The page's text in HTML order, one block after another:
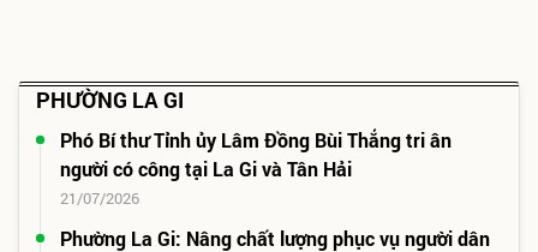
PHƯỜNG LA GI
Phó Bí thư Tỉnh ủy Lâm Đồng Bùi Thắng tri ân
người có công tại La Gi và Tân Hải
21/07/2026
Phường La Gi: Nâng chất lượng phục vụ người dân